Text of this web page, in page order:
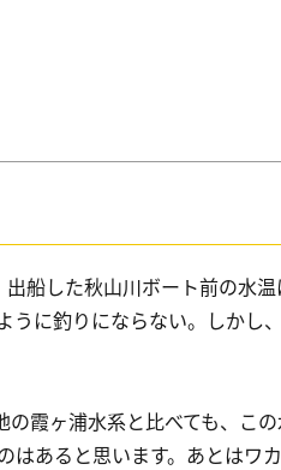
船した秋山川ボート前の水
うに釣りにならない。しかし
の霞ヶ浦水系と比べても、こ
はあると思います。あとはワ